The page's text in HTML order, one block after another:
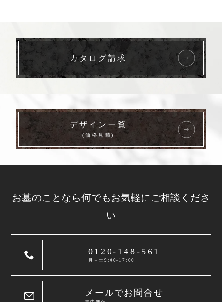
カタログ請求
デザイン一覧
(価格見積)
お墓のことなら何でもお気軽にご相談くださ
い
0120-148-561
月～土9:00-17:00
メールでお問合せ